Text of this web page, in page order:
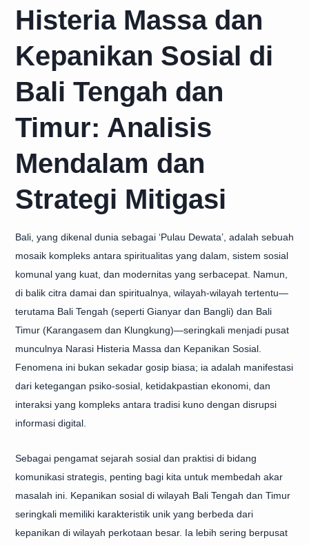
Histeria Massa dan
Kepanikan Sosial di
Bali Tengah dan
Timur: Analisis
Mendalam dan
Strategi Mitigasi
Bali, yang dikenal dunia sebagai ‘Pulau Dewata’, adalah sebuah
mosaik kompleks antara spiritualitas yang dalam, sistem sosial
komunal yang kuat, dan modernitas yang serbacepat. Namun,
di balik citra damai dan spiritualnya, wilayah-wilayah tertentu—
terutama Bali Tengah (seperti Gianyar dan Bangli) dan Bali
Timur (Karangasem dan Klungkung)—seringkali menjadi pusat
munculnya Narasi Histeria Massa dan Kepanikan Sosial
Fenomena ini bukan sekadar gosip biasa; ia adalah manifestasi
dari ketegangan psiko-sosial, ketidakpastian ekonomi, dan
interaksi yang kompleks antara tradisi kuno dengan disrupsi
informasi digital.
Sebagai pengamat sejarah sosial dan praktisi di bidang
komunikasi strategis, penting bagi kita untuk membedah akar
masalah ini. Kepanikan sosial di wilayah Bali Tengah dan Timur
seringkali memiliki karakteristik unik yang berbeda dari
kepanikan di wilayah perkotaan besar. Ia lebih sering berpusat